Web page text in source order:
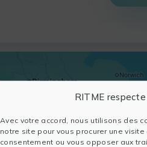
RITME
Avec votre accord, nous utilisons des
notre site pour vous procurer une
consentement ou vous opposer aux